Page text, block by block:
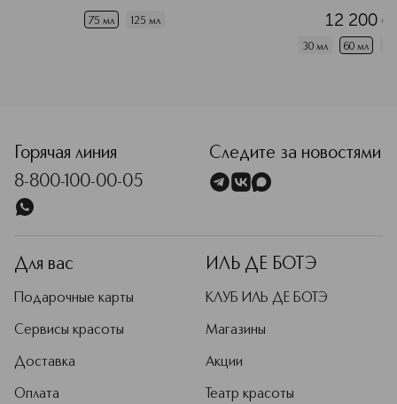
75 мл 125 мл 12 200 ¤
30 мл 60 мл
Горячая линия
8-800-100-00-05
Следите за новостями
Для вас
Подарочные карты
Сервисы красоты
Доставка
Оплата
ИЛЬ ДЕ БОТЭ
КЛУБ ИЛЬ ДЕ БОТЭ
Магазины
Акции
Театр красоты